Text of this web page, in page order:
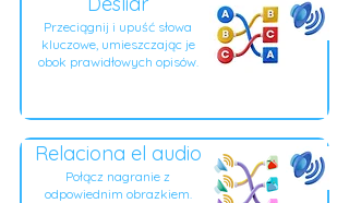
Przeciągnij i upuść słowa
kluczowe, umieszczając je
obok prawidłowych opisów.
Relaciona el audio
Połącz nagranie z
odpowiednim obrazkiem.